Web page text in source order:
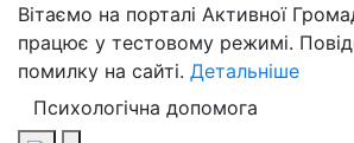
Вітаємо на порталі Активної
працює у тестовому режимі.
помилку на сайті. Детальніше
Психологічна допомога